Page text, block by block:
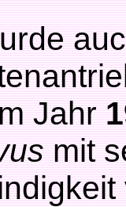
Jahr
mit